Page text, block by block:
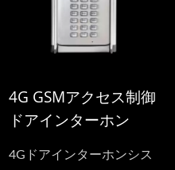
もできます。キーパッドを
使用してパスワードを入力
し、ロックを解除すること
4G GSMアクセス制御
ドアインターホン
4Gドアインターホンシス